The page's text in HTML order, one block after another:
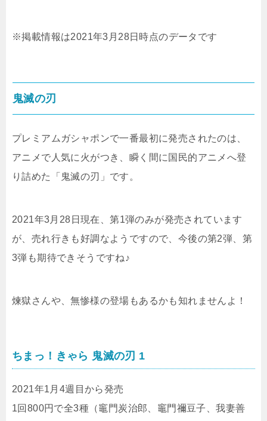
※掲載情報は2021年3月28日時点のデータです
鬼滅の刃
プレミアムガシャポンで一番最初に発売されたのは、
アニメで人気に火がつき、瞬く間に国民的アニメへ登
り詰めた「鬼滅の刃」です。
2021年3月28日現在、第1弾のみが発売されています
が、売れ行きも好調なようですので、今後の第2弾、第
3弾も期待できそうですね♪
煉獄さんや、無惨様の登場もあるかも知れませんよ！
ちまっ！きゃら 鬼滅の刃 1
2021年1月4週目から発売
1回800円で全3種（竈門炭治郎、竈門禰豆子、我妻善